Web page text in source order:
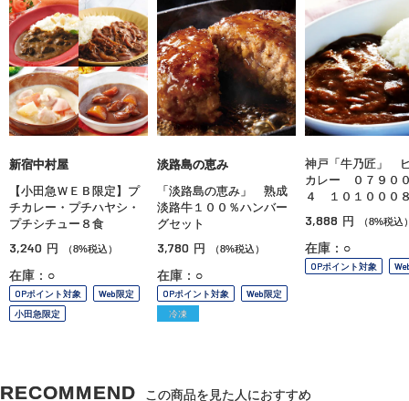
新宿中村屋
【小田急ＷＥＢ限定】プ
チカレー・プチハヤシ・
プチシチュー８食
3,240 円 （8%税込）
在庫：○
OPポイント対象
Web限定
小田急限定
淡路島の恵み
「淡路島の恵み」 熟成
淡路牛１００％ハンバー
グセット
3,780 円 （8%税込）
在庫：○
OPポイント対象
Web限定
冷凍
神戸「牛乃匠」
カレー ０７９０
４ １０１０００
3,888 円 （8%税込
在庫：○
OPポイント対象
RECOMMEND この商品を見た人におすすめ